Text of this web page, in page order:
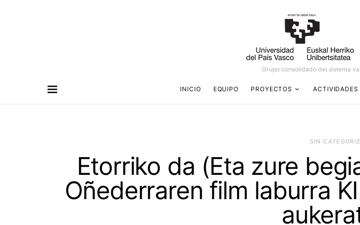
Grupo consolidado del sistema
INICIO EQUIPO PROYECTOS ACTIVIDADES
SIN
Etorriko da (Eta zure
Oñederraren film laburra